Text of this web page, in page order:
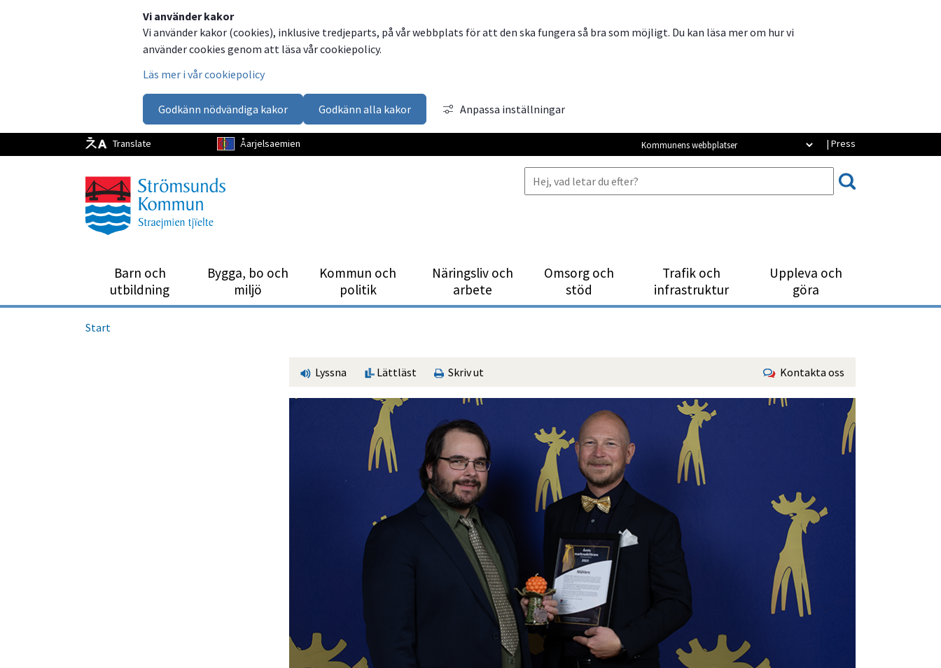
Vi använder kakor
Vi använder kakor (cookies), inklusive tredjeparts, på vår webbplats för att den ska fungera så bra som möjligt. Du kan läsa mer om hur vi
använder cookies genom att läsa vår cookiepolicy.
Läs mer i vår cookiepolicy
Godkänn nödvändiga kakor Godkänn alla kakor Anpassa inställningar
Translate Åarjelsaemien | Press
Kommunens webbplatser
Barn och
utbild­ning
Bygga, bo och
miljö
Kommun och
politik
Närings­liv och
arbete
Omsorg och
stöd
Trafik och
infrastruktur
Uppleva och
göra
Start
Lyssna Lättläst Skriv ut Kontakta oss